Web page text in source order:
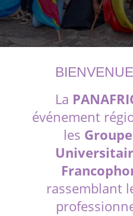
La
événement
les
rassemblant